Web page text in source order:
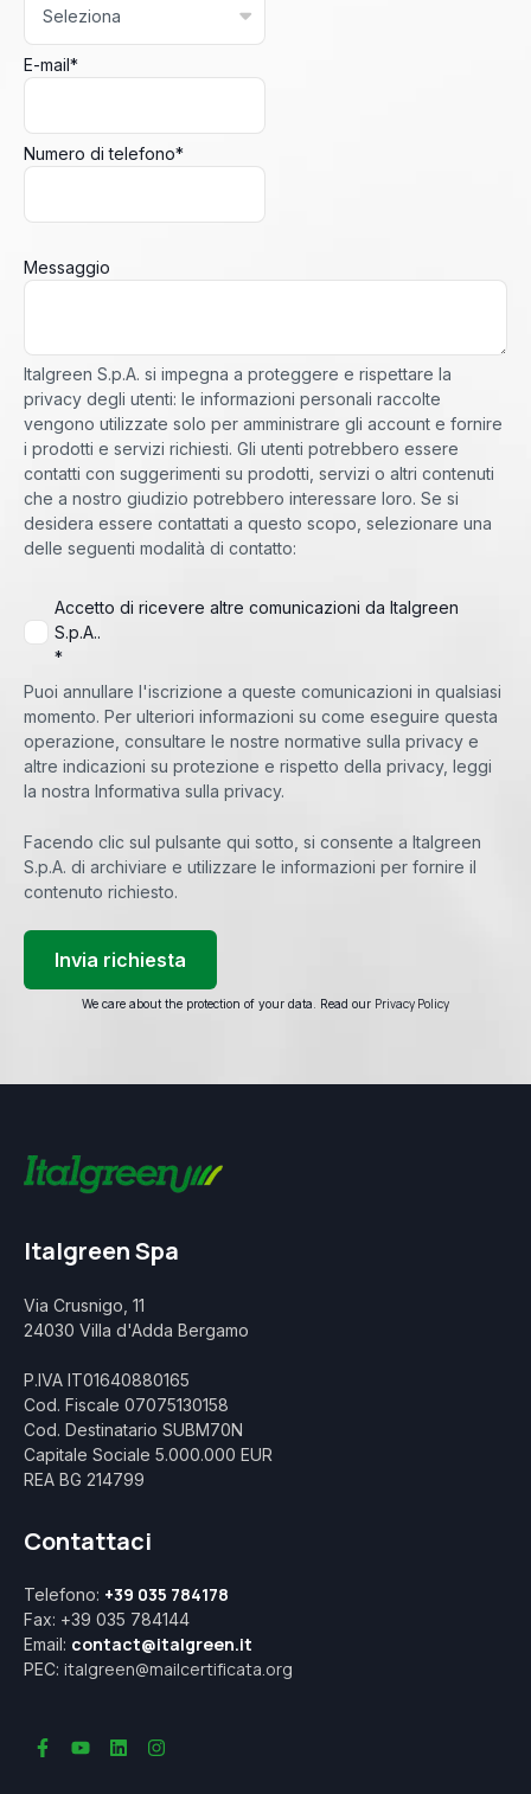
E-mail*
Numero di telefono*
Messaggio
Italgreen S.p.A. si impegna a proteggere e rispettare la
privacy degli utenti: le informazioni personali raccolte
vengono utilizzate solo per amministrare gli account e fornire
i prodotti e servizi richiesti. Gli utenti potrebbero essere
contatti con suggerimenti su prodotti, servizi o altri contenuti
che a nostro giudizio potrebbero interessare loro. Se si
desidera essere contattati a questo scopo, selezionare una
delle seguenti modalità di contatto:
Accetto di ricevere altre comunicazioni da Italgreen
S.p.A..
*
Puoi annullare l'iscrizione a queste comunicazioni in qualsiasi
momento. Per ulteriori informazioni su come eseguire questa
operazione, consultare le nostre normative sulla privacy e
altre indicazioni su protezione e rispetto della privacy, leggi
la nostra Informativa sulla privacy.
Facendo clic sul pulsante qui sotto, si consente a Italgreen
S.p.A. di archiviare e utilizzare le informazioni per fornire il
contenuto richiesto.
We care about the protection of your data. Read our Privacy Policy
Italgreen Spa
Via Crusnigo, 11
24030 Villa d'Adda Bergamo
P.IVA IT01640880165
Cod. Fiscale 07075130158
Cod. Destinatario SUBM70N
Capitale Sociale 5.000.000 EUR
REA BG 214799
Contattaci
Telefono: +39 035 784178
Fax: +39 035 784144
Email: contact@italgreen.it
PEC: italgreen@mailcertificata.org